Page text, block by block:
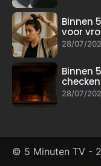
Binnen
voor
28/07/
Binnen
28/07/
© 5 Minuten TV -